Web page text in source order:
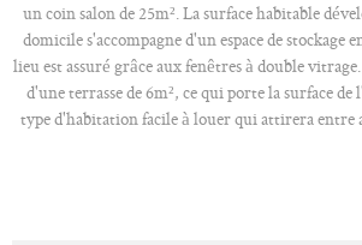
un coin salon de 25m². La surface habitable
domicile s'accompagne d'un espace de stockage
lieu est assuré grâce aux fenêtres à double
d'une terrasse de 6m², ce qui porte la surface de
type d'habitation facile à louer qui attirera entre